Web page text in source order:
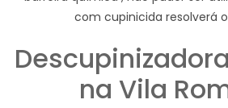
com cupinicida resolverá
na Vila